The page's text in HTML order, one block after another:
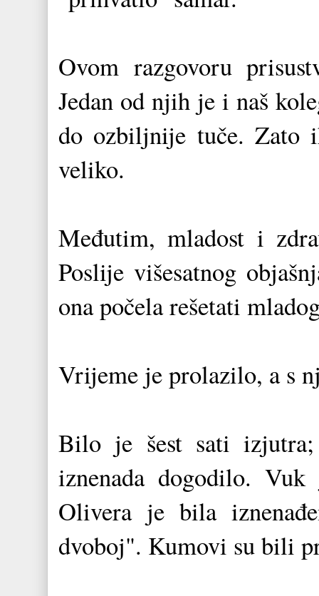
Ovom razgovoru
Jedan od njih je i naš
do ozbiljnije tuče. Zato
veliko.
Međutim, mladost i
Poslije višesatnog
ona počela rešetati
Vrijeme je prolazilo, a s
Bilo je šest sati
iznenada dogodilo.
Olivera je bila
dvoboj". Kumovi su bili